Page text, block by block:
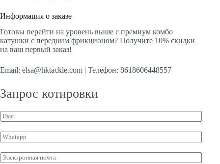
Информация о заказе
Готовы перейти на уровень выше с премиум комбо
катушки с передним фрикционом? Получите 10% скидки
на ваш первый заказ!
Email: elsa@hktackle.com | Телефон: 8618606448557
Запрос котировки
И
м
я
*
W
h
aЭ